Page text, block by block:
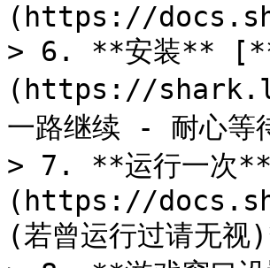
(https://
> 6. **安装** [**
(https://
一路继续 - 耐心等
> 7. **运行一次
(https://
(若曾运行过请无